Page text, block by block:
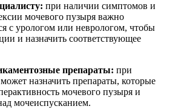
при наличии симптомов и
мочевого пузыря важно
с урологом или неврологом, чтобы
и назначить соответствующее
препараты: при
назначить препараты, которые
мочевого пузыря и
мочеиспусканием.